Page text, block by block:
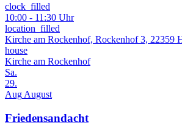
clock_filled
10:00 - 11:30 Uhr
location_filled
Kirche am Rockenhof, Rockenhof 3, 22359
house
Kirche am Rockenhof
Sa.
29.
Aug August
Friedensandacht